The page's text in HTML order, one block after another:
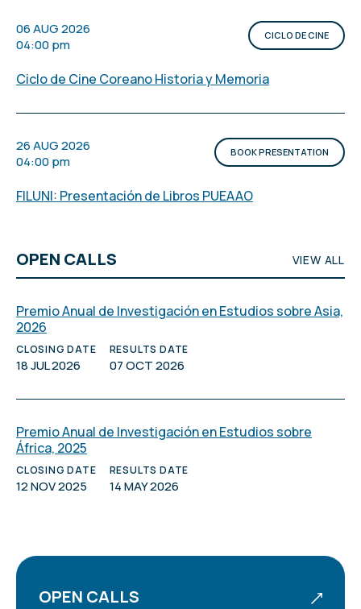
06 AUG 2026
04:00 pm
CICLO DE CINE
Ciclo de Cine Coreano Historia y Memoria
26 AUG 2026
04:00 pm
BOOK PRESENTATION
FILUNI: Presentación de Libros PUEAAO
OPEN CALLS VIEW ALL
Premio Anual de Investigación en Estudios sobre Asia,
2026
CLOSING DATE
18 JUL 2026
RESULTS DATE
07 OCT 2026
Premio Anual de Investigación en Estudios sobre
África, 2025
CLOSING DATE
12 NOV 2025
RESULTS DATE
14 MAY 2026
OPEN CALLS